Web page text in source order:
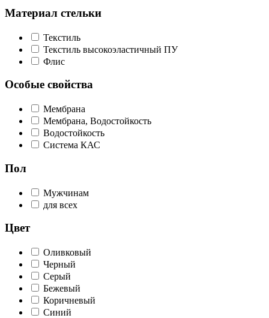
Материал стельки
Текстиль
Текстиль высокоэластичный ПУ
Флис
Особые свойства
Мембрана
Мембрана, Водостойкость
Водостойкость
Система КАС
Пол
Мужчинам
для всех
Цвет
Оливковый
Черный
Серый
Бежевый
Коричневый
Синий